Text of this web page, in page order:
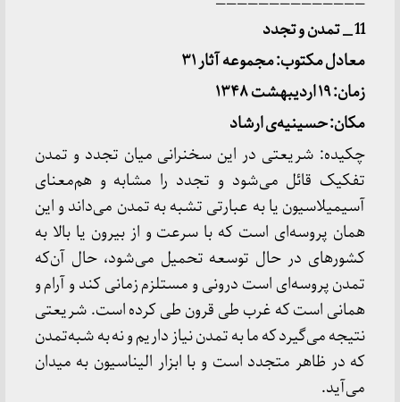
11 _ تمدن و تجدد
معادل مکتوب: مجموعه آثار ۳۱
زمان: ۱۹ اردیبهشت ۱۳۴۸
مکان: حسینیهی ارشاد
چکیده: شریعتی در این سخنرانی میان تجدد و تمدن
تفکیک قائل می‌شود و تجدد را مشابه و هم‌معنای
آسیمیلاسیون یا به عبارتی تشبه به تمدن می‌داند و این
همان پروسه‌ای است که با سرعت و از بیرون یا بالا به
کشورهای در حال توسعه تحمیل می‌شود، حال آن‌که
تمدن پروسه‌ای است درونی و مستلزم زمانی کند و آرام و
همانی است که غرب طی قرون طی کرده است. شریعتی
نتیجه می‌گیرد که ما به تمدن نیاز داریم و نه به شبه‌تمدن
که در ظاهر متجدد است و با ابزار الیناسیون به میدان
می‌آید.